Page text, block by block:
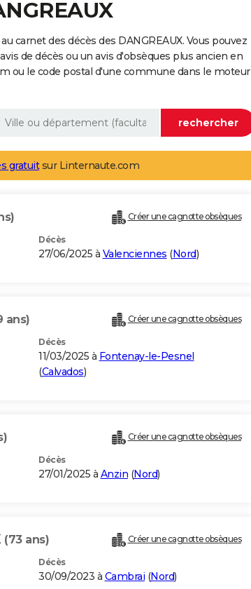
carnet des décès des DANGREAUX. Vous pouvez
de décès ou un avis d'obsèques plus ancien en
ou le code postal d'une commune dans le moteur
gratuitsur Linternaute.com
Créer une cagnotte obsèques
Décès
27/06/2025 à Valenciennes (Nord)
ans) Créer une cagnotte obsèques
Décès
11/03/2025 à Fontenay-le-Pesnel
(Calvados)
Créer une cagnotte obsèques
Décès
27/01/2025 à Anzin (Nord)
(73 ans) Créer une cagnotte obsèques
Décès
30/09/2023 à Cambrai (Nord)